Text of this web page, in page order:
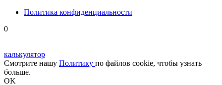
Политика конфиденциальности
0
калькулятор
Смотрите нашу Политику по файлов cookie, чтобы узнать
больше.
OK